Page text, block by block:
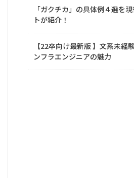
「ガクチカ」の具体例４選を
トが紹介！
【22卒向け最新版 】文系未経
ンフラエンジニアの魅力